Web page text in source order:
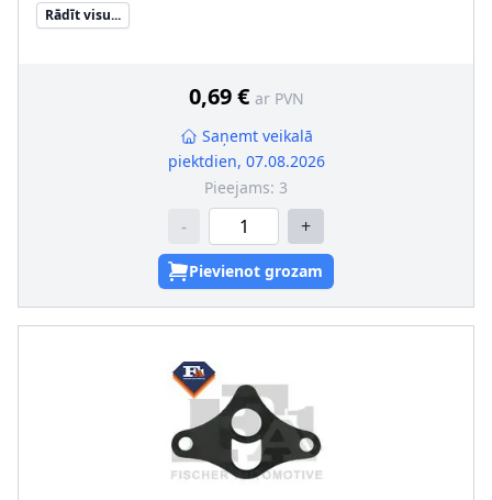
Rādīt visu...
0,69 € ar PVN
Saņemt veikalā
piektdien, 07.08.2026
Pieejams: 3
- +
Pievienot grozam